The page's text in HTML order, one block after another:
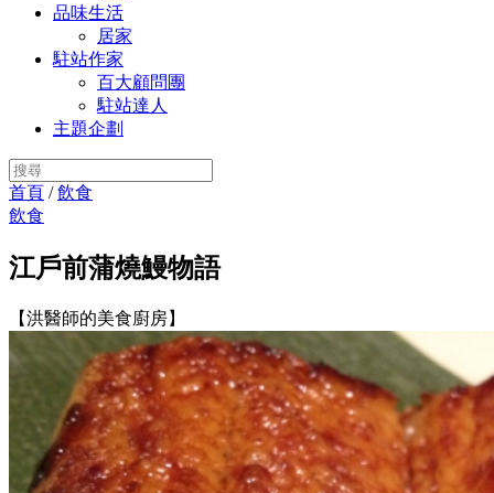
品味生活
居家
駐站作家
百大顧問團
駐站達人
主題企劃
首頁 /飲食
飲食
江戶前蒲燒鰻物語
【洪醫師的美食廚房】